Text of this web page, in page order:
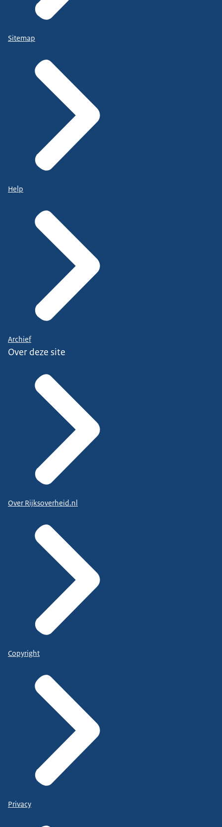
Sitemap
Help
Archief
Over deze site
Over Rijksoverheid.nl
Copyright
Privacy